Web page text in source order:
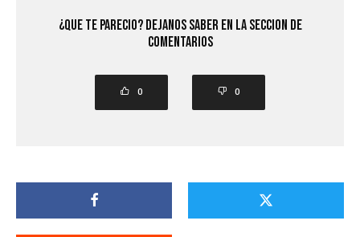
¿Que Te Parecio? Dejanos saber en la seccion de
comentarios
0 0